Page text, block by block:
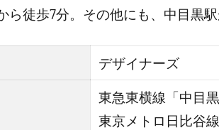
徒歩7分。その他にも、中目黒駅
デザイナーズ
東急東横線「中目
東京メトロ日比谷